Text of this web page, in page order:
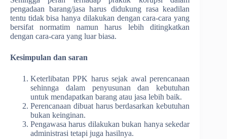
pengadaan barang/jasa harus didukung rasa keadilan
tentu tidak bisa hanya dilakukan dengan cara-cara yang
bersifat normatim namun harus lebih ditingkatkan
dengan cara-cara yang luar biasa.
Kesimpulan dan saran
Keterlibatan PPK harus sejak awal perencanaan
sehinnga dalam penyusunan dan kebutuhan
untuk mendapatkan barang atau jasa lebih baik.
Perencanaan dibuat harus berdasarkan kebutuhan
bukan keinginan.
Pengawasa harus dilakukan bukan hanya sekedar
administrasi tetapi juga hasilnya.